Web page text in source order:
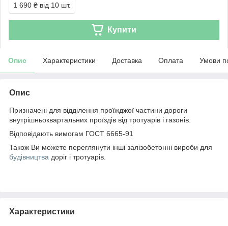
1 690 ₴ від 10 шт.
Купити
Опис Характеристики Доставка Оплата Умови
Опис
Призначені для відділення проїжджої частини дороги
внутрішньоквартальних проїздів від тротуарів і газонів.
Відповідають вимогам ГОСТ 6665-91
Також Ви можете переглянути інші залізобетонні вироби для
будівництва доріг і тротуарів.
Характеристики